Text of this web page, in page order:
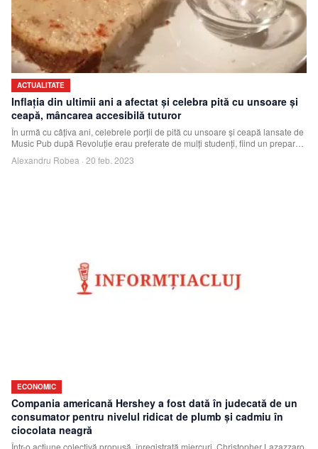
ACTUALITATE
Inflația din ultimii ani a afectat și celebra pită cu unsoare și
ceapă, mâncarea accesibilă tuturor
În urmă cu câțiva ani, celebrele porții de pită cu unsoare și ceapă lansate de
Music Pub după Revoluție erau preferate de mulți studenți, fiind un preparat
Alexandru Robea · 20 feb. 2023
ECONOMIC
Compania americană Hershey a fost dată în judecată de un
consumator pentru nivelul ridicat de plumb şi cadmiu în
ciocolata neagră